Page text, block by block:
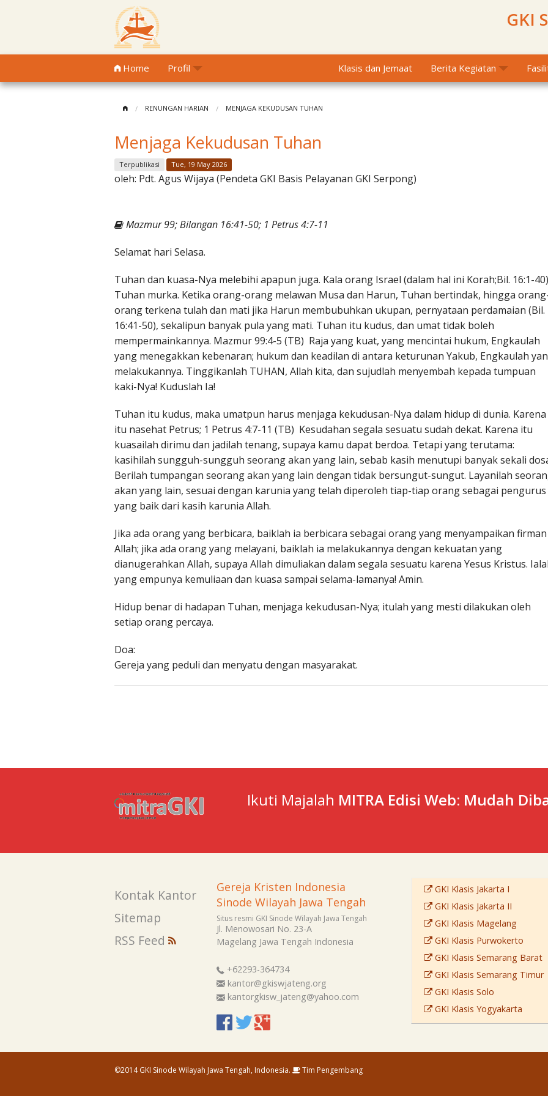
GKI
Home Profil Klasis dan Jemaat Berita Kegiatan
RENUNGAN HARIAN MENJAGA KEKUDUSAN TUHAN
Menjaga Kekudusan Tuhan
Terpublikasi Tue, 19 May 2026
oleh: Pdt. Agus Wijaya (Pendeta GKI Basis Pelayanan GKI Serpong)
Mazmur 99; Bilangan 16:41-50; 1 Petrus 4:7-11
Selamat hari Selasa.
Tuhan dan kuasa-Nya melebihi apapun juga. Kala orang Israel (dalam hal ini Korah;Bil. 16:1-
Tuhan murka. Ketika orang-orang melawan Musa dan Harun, Tuhan bertindak, hingga
orang terkena tulah dan mati jika Harun membubuhkan ukupan, pernyataan perdamaian (Bil.
16:41-50), sekalipun banyak pula yang mati. Tuhan itu kudus, dan umat tidak boleh
mempermainkannya. Mazmur 99:4-5 (TB) Raja yang kuat, yang mencintai hukum, Engkaulah
yang menegakkan kebenaran; hukum dan keadilan di antara keturunan Yakub, Engkaulah
melakukannya. Tinggikanlah TUHAN, Allah kita, dan sujudlah menyembah kepada tumpuan
kaki-Nya! Kuduslah Ia!
Tuhan itu kudus, maka umatpun harus menjaga kekudusan-Nya dalam hidup di dunia. Karena
itu nasehat Petrus; 1 Petrus 4:7-11 (TB) Kesudahan segala sesuatu sudah dekat. Karena itu
kuasailah dirimu dan jadilah tenang, supaya kamu dapat berdoa. Tetapi yang terutama:
kasihilah sungguh-sungguh seorang akan yang lain, sebab kasih menutupi banyak sekali
Berilah tumpangan seorang akan yang lain dengan tidak bersungut-sungut. Layanilah
akan yang lain, sesuai dengan karunia yang telah diperoleh tiap-tiap orang sebagai pengurus
yang baik dari kasih karunia Allah.
Jika ada orang yang berbicara, baiklah ia berbicara sebagai orang yang menyampaikan firman
Allah; jika ada orang yang melayani, baiklah ia melakukannya dengan kekuatan yang
dianugerahkan Allah, supaya Allah dimuliakan dalam segala sesuatu karena Yesus Kristus.
yang empunya kemuliaan dan kuasa sampai selama-lamanya! Amin.
Hidup benar di hadapan Tuhan, menjaga kekudusan-Nya; itulah yang mesti dilakukan oleh
setiap orang percaya.
Doa:
Gereja yang peduli dan menyatu dengan masyarakat.
Ikuti Majalah MITRA Edisi Web: Mudah
Kontak Kantor
Sitemap
RSS Feed
Gereja Kristen Indonesia
Sinode Wilayah Jawa Tengah
Situs resmi GKI Sinode Wilayah Jawa Tengah
Jl. Menowosari No. 23-A
Magelang Jawa Tengah Indonesia
+62293-364734
kantor@gkiswjateng.org
kantorgkisw_jateng@yahoo.com
GKI Klasis Jakarta I
GKI Klasis Jakarta II
GKI Klasis Magelang
GKI Klasis Purwokerto
GKI Klasis Semarang Barat
GKI Klasis Semarang Timur
GKI Klasis Solo
GKI Klasis Yogyakarta
©2014 GKI Sinode Wilayah Jawa Tengah, Indonesia. Tim Pengembang